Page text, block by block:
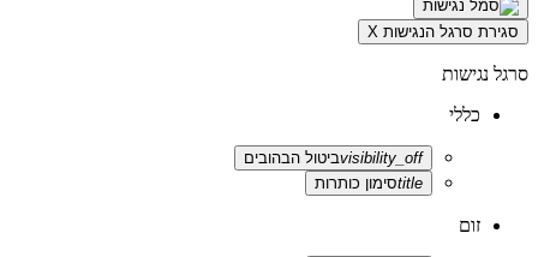
סגירת סרגל הנגישות X
סרגל נגישות
כללי
visibility_offביטול הבהובים
titleסימון כותרות
זום